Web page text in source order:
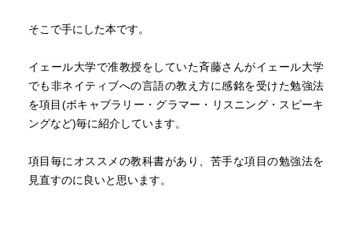
にメモし、必要に応じて暗誦する、書写するなどして覚え
〇英語の本来の目的は「行動範囲を広げること」なのです
から、ダラダラとやるのではなく、期間と目標を設定し
て、短期間で習得してしまうべきだ。
〇ミステリー小説が好きな人は、それを原書で読んでみ
〇具体的な目標を絞り、それに向けた学習メニューを組み
立てていくことが必要不可欠なのだ。
そこで手にした本です。
イェール大学で准教授をしていた斉藤さんがイェール大学
でも非ネイティブへの言語の教え方に感銘を受けた勉強法
を項目(ボキャブラリー・グラマー・リスニング・スピーキ
ングなど)毎に紹介しています。
項目毎にオススメの教科書があり、苦手な項目の勉強法を
見直すのに良いと思います。